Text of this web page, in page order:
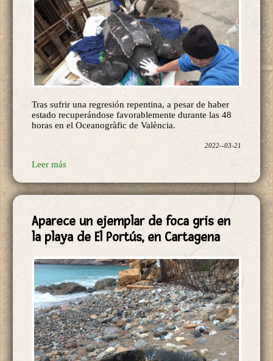
Tras sufrir una regresión repentina, a pesar de haber
estado recuperándose favorablemente durante las 48
horas en el Oceanogràfic de València.
Leer más
Aparece un ejemplar de foca gris en
la playa de El Portús, en Cartagena